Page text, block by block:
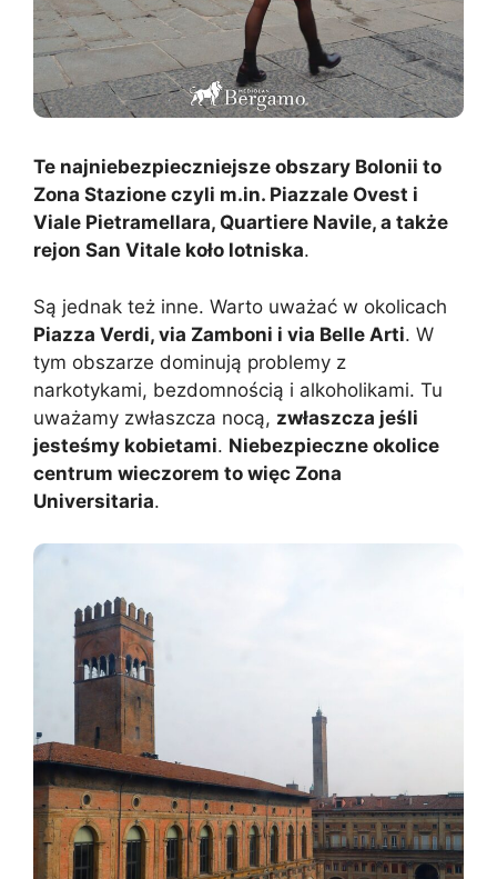
Te najniebezpieczniejsze obszary Bolonii to
Zona Stazione czyli m.in. Piazzale Ovest i
Viale Pietramellara, Quartiere Navile, a także
rejon San Vitale koło lotniska.
Są jednak też inne. Warto uważać w okolicach
Piazza Verdi, via Zamboni i via Belle Arti. W
tym obszarze dominują problemy z
narkotykami, bezdomnością i alkoholikami. Tu
uważamy zwłaszcza nocą, zwłaszcza jeśli
jesteśmy kobietami. Niebezpieczne okolice
centrum wieczorem to więc Zona
Universitaria.